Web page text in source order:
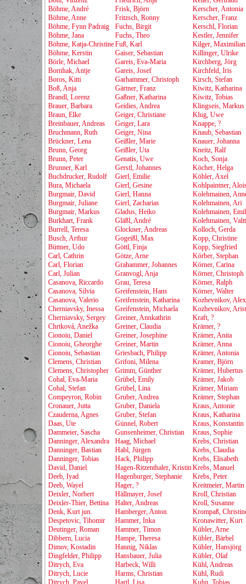
Böhme, André
Böhme, Anne
Böhme, Fynn Padraig
Böhme, Jana
Böhme, Katja-Christine
Böhme, Kerstin
Börle, Michael
Bornhak, Antje
Boros, Kitti
Boß, Anja
Brandl, Lorenz
Brauer, Barbara
Braun, Elke
Breinbauer, Andreas
Bruchmann, Ruth
Brückner, Lena
Brunn, Georg
Brunn, Peter
Brunner, Karl
Buchdrucker, Rudolf
Bura, Michaela
Burgmair, David
Burgmair, Juliane
Burgmair, Markus
Burkhart, Frank
Burrell, Teresa
Busch, Arthur
Büttner, Udo
Carl, Cathrin
Carl, Florian
Carl, Julian
Casanova, Riccardo
Casanova, Silvia
Casanova, Valerio
Cherniavsky, Inessa
Cherniavsky, Sergey
Chrtková, Anežka
Cionoiu, Daniel
Cionoiu, Gheorghe
Cionoiu, Sebastian
Clemens, Christian
Clemens, Christopher
Cohal, Eva-Maria
Cohal, Stefan
Compeyron, Robin
Cronauer, Jutta
Czauderna, Agnes
Daas, Ute
Dammeier, Sascha
Danninger, Alexandra
Danninger, Bastian
Danninger, Tobias
David, Daniel
Deeb, Iyad
Deeb, Wayel
Deixler, Norbert
Deixler-Thier, Bettina
Denk, Kurt jun.
Despetovic, Tihomir
Deutinger, Roman
Dibbern, Lucia
Dimov, Kostadin
Dingfelder, Philipp
Ditrych, Eva
Ditrych, Lucie
Ditrych, Pavel
Frisk, Björn
Fritzsch, Ronny
Fuchs, Birgit
Fuchs, Theo
Fuß, Karl
Gaiser, Sebastian
Gareis, Eva-Maria
Gareis, Josef
Garhammer, Christoph
Gärtner, Franz
Gaßner, Katharina
Geidies, Andrea
Geiger, Christiane
Geiger, Lara
Geiger, Nina
Geißler, Marie
Geißler, Uta
Genatis, Uwe
Gerstl, Johannes
Gierl, Emilie
Gierl, Gesine
Gierl, Hanna
Gierl, Zacharias
Gladus, Heiko
Gläßl, André
Glockner, Andreas
Gogeißl, Max
Göttl, Finja
Götze, Arne
Grahammer, Johannes
Granvogl, Anja
Grau, Teresa
Greifenstein, Hans
Greifenstein, Katharina
Greifenstein, Michaela
Greiner, Annkathrin
Greiner, Claudia
Greiner, Josephine
Greiner, Martin
Griesbach, Philipp
Grifoni, Milena
Grimm, Günther
Grübel, Emily
Grübel, Lina
Gruber, Andrea
Gruber, Daniela
Gruber, Stefan
Günnel, Robert
Gunsenheimer, Christian
Haag, Michael
Habl, Jürgen
Hack, Philipp
Hagen-Ritzenthaler, Kristin
Hagenburger, Stephanie
Hager, ?
Hällmayer, Josef
Halter, Andreas
Hamberger, Anton
Hammer, Inka
Hammer, Timon
Hampe, Theresa
Hannig, Niklas
Hansbauer, Julia
Harbeck, Willi
Harms, Christian
Hartl, Lisa
Kerscher, Antonia
Kerscher, Franz
Kerschl, Florian
Kestler, Jennifer
Kilger, Maximilian
Killinger, Ulrike
Kirchberg, Jörg
Kirchfeld, Iris
Kirsch, Stefan
Kiwitz, Katharina
Kiwitz, Tobias
Klingseis, Markus
Klug, Uwe
Knappe, ?
Knaub, Sebastian
Knauer, Johanna
Kneitz, Ralf
Koch, Sonja
Köcher, Helga
Köhler, Axel
Kohlpaintner,
Kolehmainen,
Kolehmainen, Ari
Kolehmainen,
Kolehmainen,
Kolloch, Gerda
Kopp, Christine
Kopp, Siegfried
Körber, Stephan
Körner, Carina
Körner, Christoph
Körner, Ralph
Körner, Walter
Kozhevnikov,
Kozhevnikov, Arist
Kraft, ?
Krämer, ?
Krämer, Anita
Krämer, Anna
Krämer, Antonia
Kramer, Björn
Krämer, Hubertus
Krämer, Jakob
Krämer, Miriam
Krämer, Stephan
Kraus, Antonie
Kraus, Katharina
Kraus, Konstantin
Kraus, Sophie
Krebs, Christian
Krebs, Claudia
Krebs, Elisabeth
Krebs, Manuel
Krebs, Peter
Kreitmeier, Martin
Kroll, Christian
Kroll, Susanne
Krompaß,
Kronawitter, Kurt
Kübler, Arne
Kübler, Bärbel
Kübler, Hansjörg
Kübler, Olaf
Kühl, Andreas
Kühl, Rudi
Kuhn, Tobias